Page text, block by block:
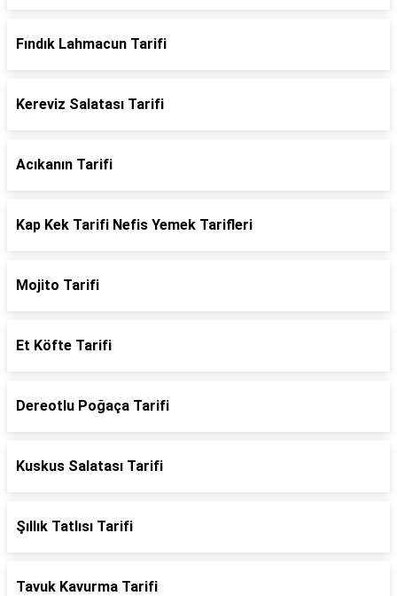
Fındık Lahmacun Tarifi
Kereviz Salatası Tarifi
Acıkanın Tarifi
Kap Kek Tarifi Nefis Yemek Tarifleri
Mojito Tarifi
Et Köfte Tarifi
Dereotlu Poğaça Tarifi
Kuskus Salatası Tarifi
Şıllık Tatlısı Tarifi
Tavuk Kavurma Tarifi